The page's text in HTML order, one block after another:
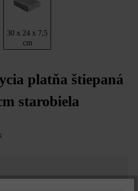
30 x 24 x 7,5
cm
platňa štiepaná
starobiela